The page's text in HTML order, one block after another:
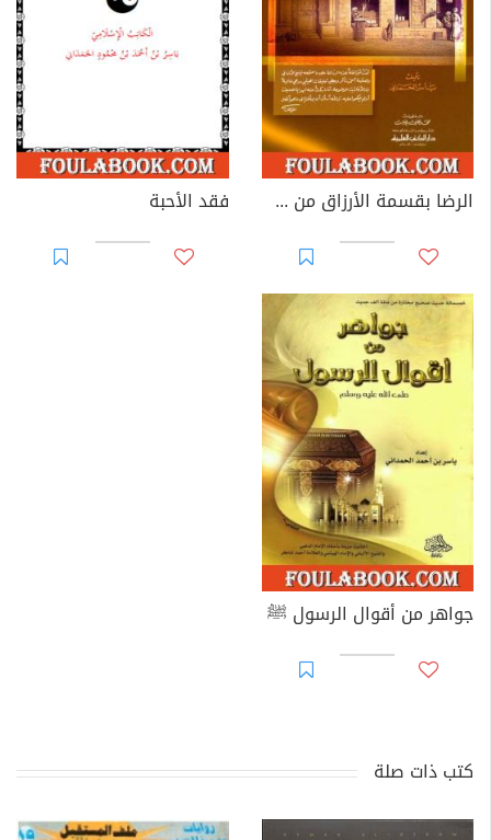
الرضا بقسمة الأرزاق من الله الكريم الرزاق فقد الأحبة
جواهر من أقوال الرسول ﷺ
كتب ذات صلة